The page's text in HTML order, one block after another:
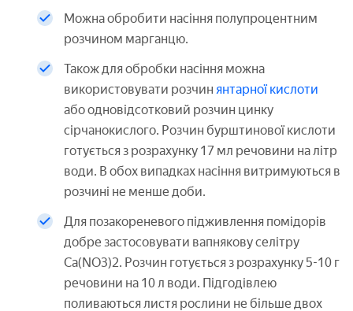
Можна обробити насіння полупроцентним
розчином марганцю.
Також для обробки насіння можна
використовувати розчин янтарної кислоти
або одновідсотковий розчин цинку
сірчанокислого. Розчин бурштинової кислоти
готується з розрахунку 17 мл речовини на літр
води. В обох випадках насіння витримуються в
розчині не менше доби.
Для позакореневого підживлення помідорів
добре застосовувати вапнякову селітру
Ca(NO3)2. Розчин готується з розрахунку 5-10 г
речовини на 10 л води. Підгодівлею
поливаються листя рослини не більше двох